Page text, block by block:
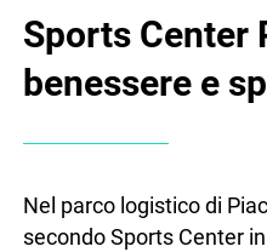
Sports Center
benessere e
Nel parco logistico di
secondo Sports Center